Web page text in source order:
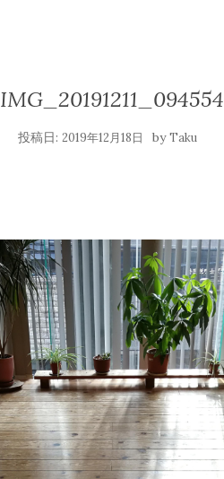
IMG_20191211_094554
投稿日:2019年12月18日 byTaku